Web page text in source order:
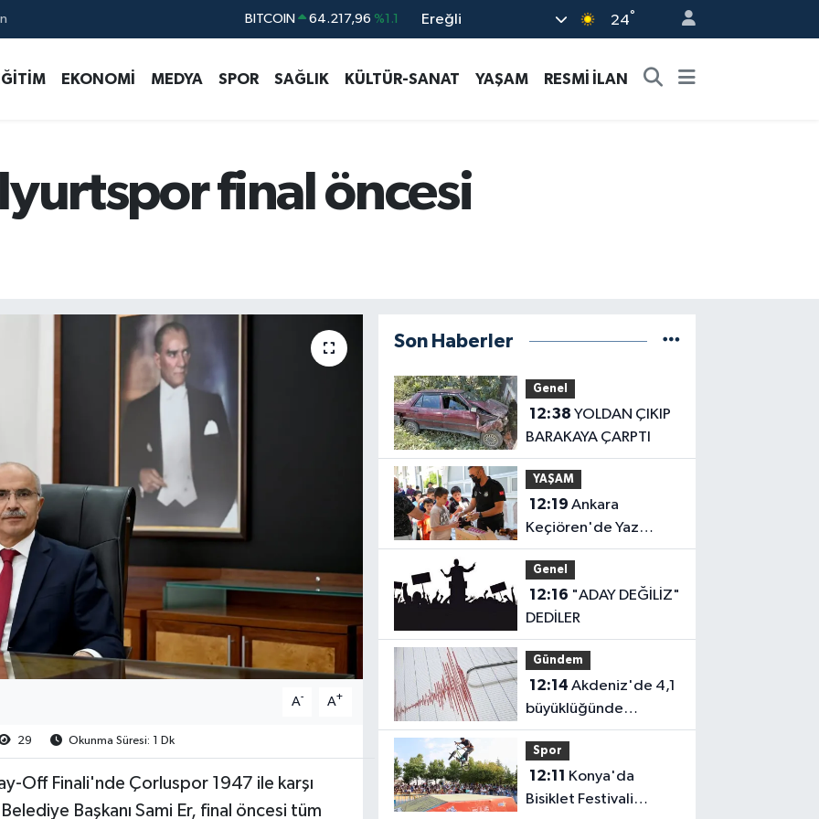
DOLAR 47,5834 %0.1
Ereğli 24°
EKONOMİ MEDYA SPOR SAĞLIK KÜLTÜR-SANAT YAŞAM RESMİ İLAN
final öncesi
A- A+
29 Okunma Süresi: 1 Dk
Off Finali'nde Çorluspor 1947 ile karşı
Başkanı Sami Er, final öncesi tüm
Son Haberler
Genel
12:38 YOLDAN ÇIKIP
BARAKAYA ÇARPTI
YAŞAM
12:19 Ankara
Keçiören'de Yaz
Kur'an kurslarına ikram
desteği
Genel
12:16
DEDİLER
Gündem
12:14 Akdeniz'de 4,1
büyüklüğünde
deprem
Spor
12:11
Bisiklet Festivali